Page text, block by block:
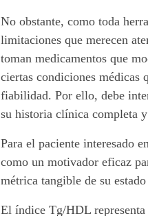
No obstante, como toda
limitaciones que merecen
toman medicamentos que
ciertas condiciones médicas
fiabilidad. Por ello, debe
su historia clínica completa
Para el paciente interesado
como un motivador eficaz
métrica tangible de su
El índice Tg/HDL